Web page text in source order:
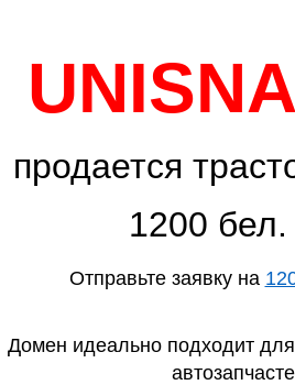
продается
1200 бел.
Отправьте заявку на
Домен идеально подходит для